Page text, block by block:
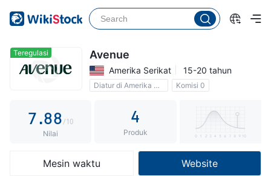
Teregulasi Avenue
Amerika Serikat 15-20 tahun
Diatur di Amerika Serikat Komisi 0
2
4
5
7.
3
5
6
8
9
3
6
8
9
/10
Nilai
4
Produk
Mesin waktu Website